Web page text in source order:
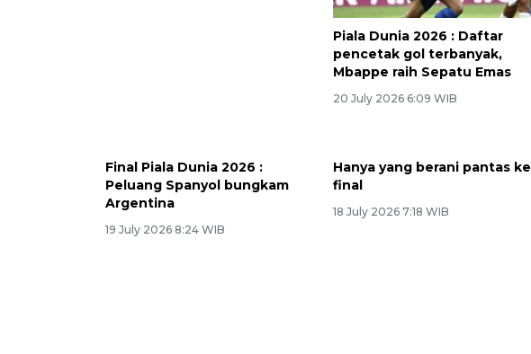
Piala Dunia 2026 : Daftar
pencetak gol terbanyak,
Mbappe raih Sepatu Emas
20 July 2026 6:09 WIB
Final Piala Dunia 2026 :
Peluang Spanyol bungkam
Argentina
19 July 2026 8:24 WIB
Hanya yang berani pantas ke
final
18 July 2026 7:18 WIB